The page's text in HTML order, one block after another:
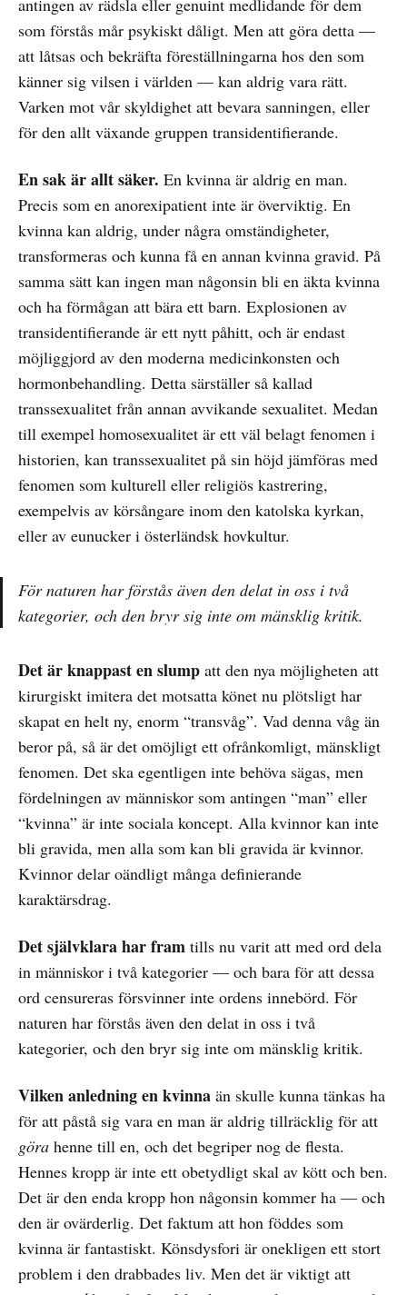
antingen av rädsla eller genuint medlidande för dem
som förstås mår psykiskt dåligt. Men att göra detta —
att låtsas och bekräfta föreställningarna hos den som
känner sig vilsen i världen — kan aldrig vara rätt.
Varken mot vår skyldighet att bevara sanningen, eller
för den allt växande gruppen transidentifierande.
En sak är allt säker. En kvinna är aldrig en man.
Precis som en anorexipatient inte är överviktig. En
kvinna kan aldrig, under några omständigheter,
transformeras och kunna få en annan kvinna gravid. På
samma sätt kan ingen man någonsin bli en äkta kvinna
och ha förmågan att bära ett barn. Explosionen av
transidentifierande är ett nytt påhitt, och är endast
möjliggjord av den moderna medicinkonsten och
hormonbehandling. Detta särställer så kallad
transsexualitet från annan avvikande sexualitet. Medan
till exempel homosexualitet är ett väl belagt fenomen i
historien, kan transsexualitet på sin höjd jämföras med
fenomen som kulturell eller religiös kastrering,
exempelvis av körsångare inom den katolska kyrkan,
eller av eunucker i österländsk hovkultur.
För naturen har förstås även den delat in oss i två
kategorier, och den bryr sig inte om mänsklig kritik.
Det är knappast en slump att den nya möjligheten att
kirurgiskt imitera det motsatta könet nu plötsligt har
skapat en helt ny, enorm “transvåg”. Vad denna våg än
beror på, så är det omöjligt ett ofrånkomligt, mänskligt
fenomen. Det ska egentligen inte behöva sägas, men
fördelningen av människor som antingen “man” eller
“kvinna” är inte sociala koncept. Alla kvinnor kan inte
bli gravida, men alla som kan bli gravida är kvinnor.
Kvinnor delar oändligt många definierande
karaktärsdrag.
Det självklara har fram tills nu varit att med ord dela
in människor i två kategorier — och bara för att dessa
ord censureras försvinner inte ordens innebörd. För
naturen har förstås även den delat in oss i två
kategorier, och den bryr sig inte om mänsklig kritik.
Vilken anledning en kvinna än skulle kunna tänkas ha
för att påstå sig vara en man är aldrig tillräcklig för att
göra henne till en, och det begriper nog de flesta.
Hennes kropp är inte ett obetydligt skal av kött och ben.
Det är den enda kropp hon någonsin kommer ha — och
den är ovärderlig. Det faktum att hon föddes som
kvinna är fantastiskt. Könsdysfori är onekligen ett stort
problem i den drabbades liv. Men det är viktigt att